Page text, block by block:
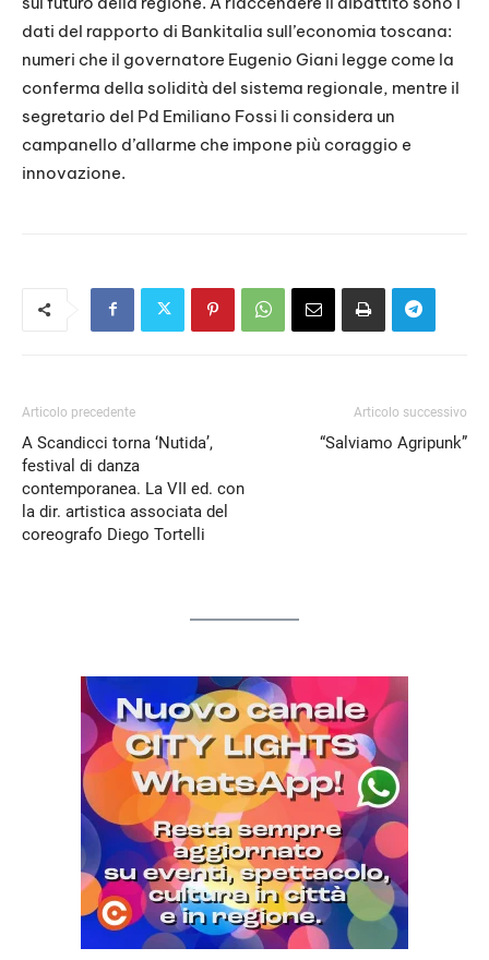
dati del rapporto di Bankitalia sull’economia toscana:
numeri che il governatore Eugenio Giani legge come la
conferma della solidità del sistema regionale, mentre il
segretario del Pd Emiliano Fossi li considera un
campanello d’allarme che impone più coraggio e
innovazione.
Articolo precedente
A Scandicci torna ‘Nutida’,
festival di danza
contemporanea. La VII ed. con
la dir. artistica associata del
coreografo Diego Tortelli
Articolo successivo
“Salviamo Agripunk”